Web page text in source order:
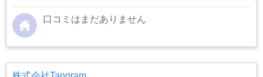
口コミはまだありません